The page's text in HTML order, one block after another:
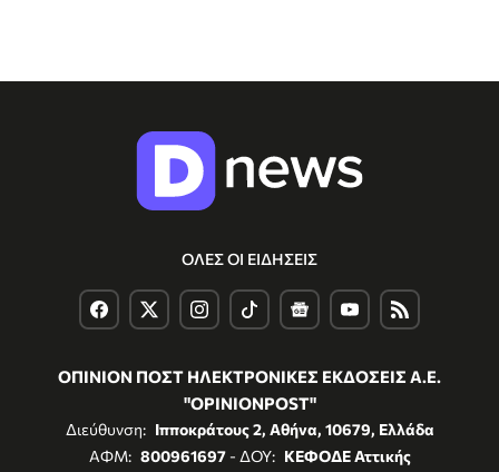
ΟΛΕΣ ΟΙ ΕΙΔΗΣΕΙΣ
ΟΠΙΝΙΟΝ ΠΟΣΤ ΗΛΕΚΤΡΟΝΙΚΕΣ ΕΚΔΟΣΕΙΣ Α.Ε.
"OPINIONPOST"
Διεύθυνση: Ιπποκράτους 2, Αθήνα, 10679, Ελλάδα
ΑΦΜ: 800961697- ΔΟΥ: ΚΕΦΟΔΕ Αττικής